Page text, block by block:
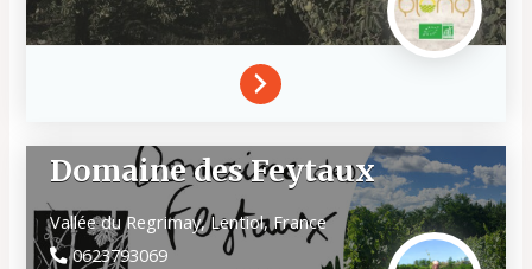
Domaine des Feytaux
Vallée du Regrimay,Lentiol,France
0623793069